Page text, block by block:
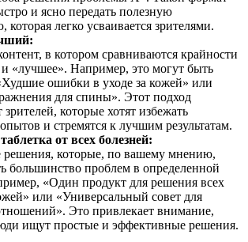
и ясно передать полезную
легко усваивается зрителями.
в котором сравниваются крайности
«лучшее». Например, это могут быть
ошибки в уходе за кожей» или
для спины». Этот подход
зрителей, которые хотят избежать
и стремятся к лучшим результатам.
от всех болезней:
решения, которые, по вашему мнению,
большинство проблем в определенной
«Один продукт для решения всех
или «Универсальный совет для
Это привлекает внимание,
ищут простые и эффективные решения.